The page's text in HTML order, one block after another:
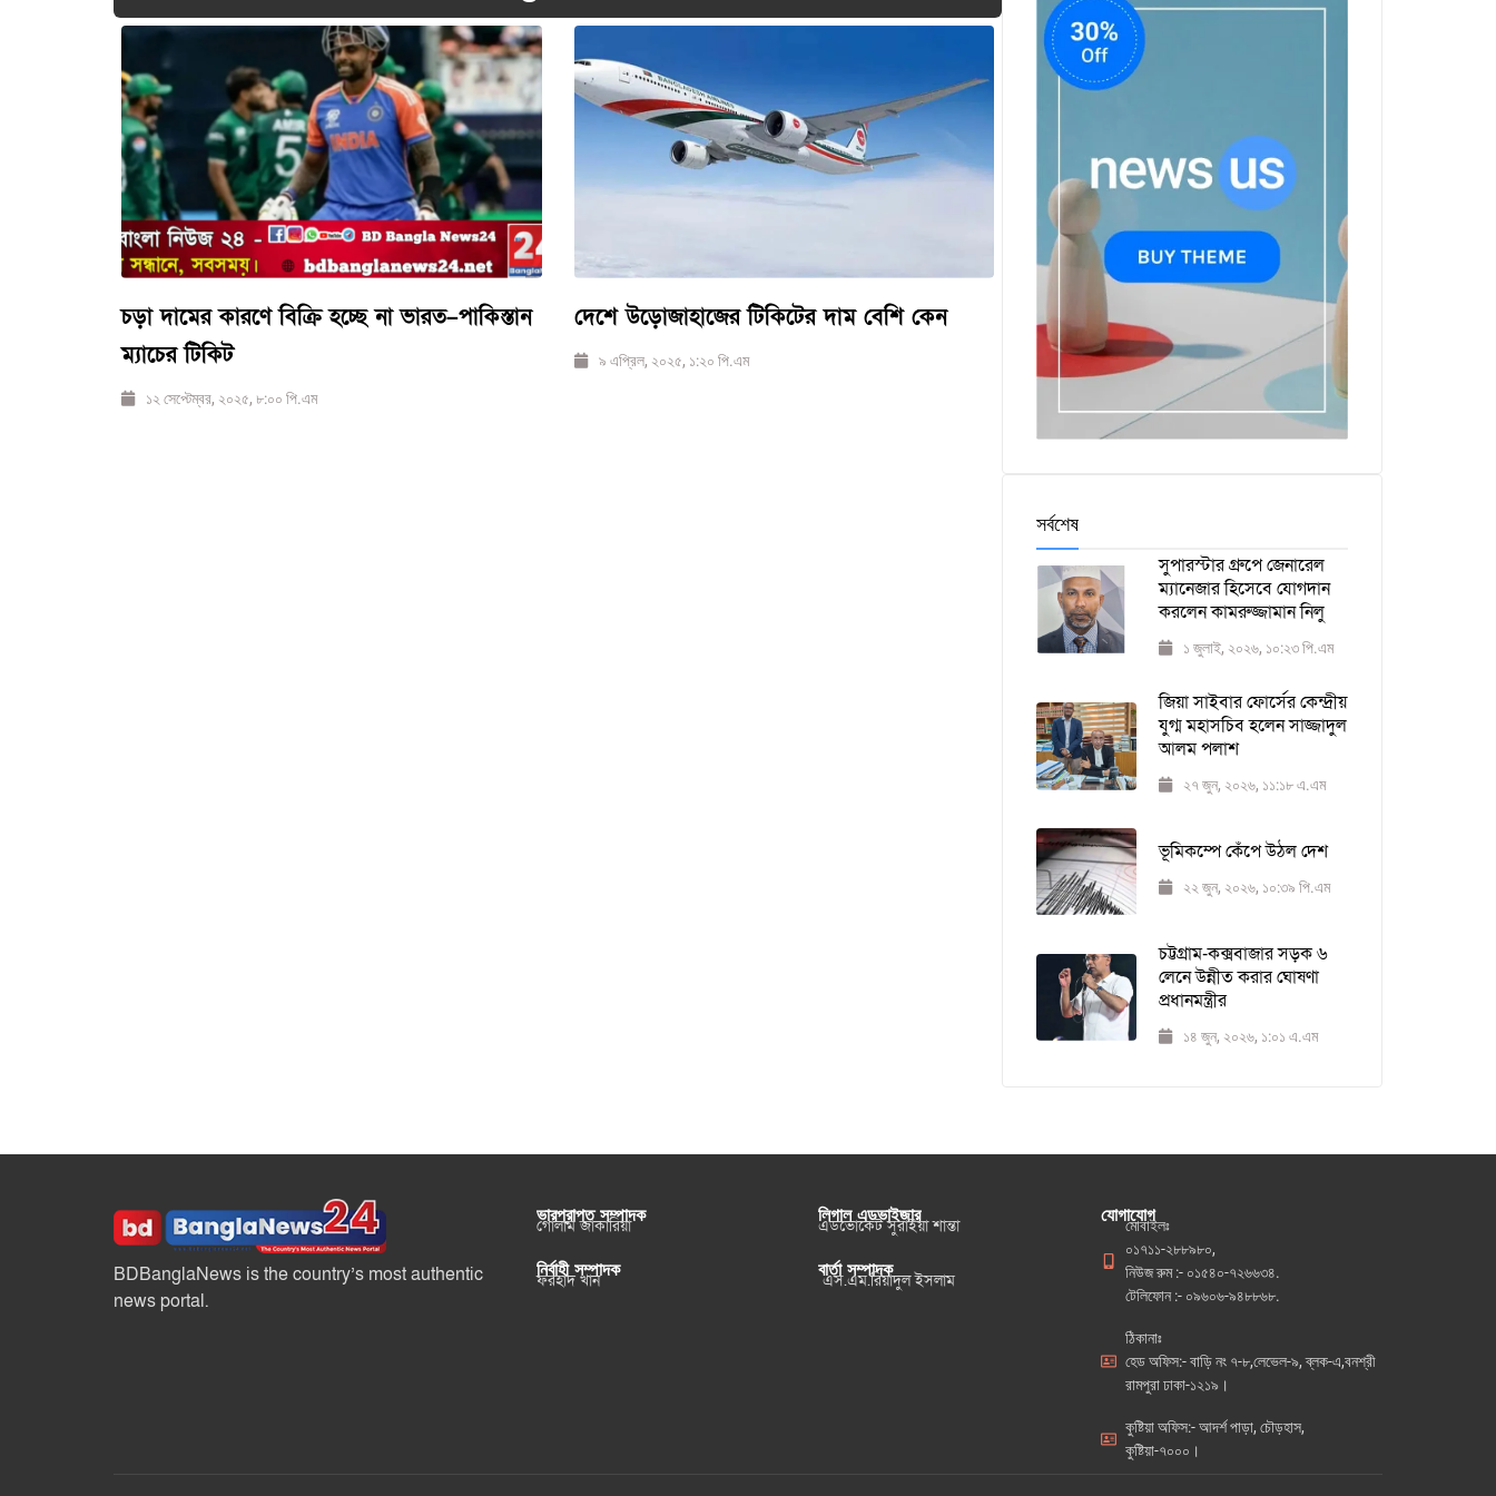
চড়া দামের কারণে বিক্রি হচ্ছে না ভারত–পাকিস্তান
ম্যাচের টিকিট
১২ সেপ্টেম্বর, ২০২৫, ৮:০০ পি.এম
দেশে উড়োজাহাজের টিকিটের দাম বেশি কেন
৯ এপ্রিল, ২০২৫, ১:২০ পি.এম
সর্বশেষ
সুপারস্টার গ্রুপে জেনারেল
ম্যানেজার হিসেবে যোগদান
করলেন কামরুজ্জামান নিলু
১ জুলাই, ২০২৬, ১০:২৩ পি.এম
জিয়া সাইবার ফোর্সের কেন্দ্রীয়
যুগ্ম মহাসচিব হলেন সাজ্জাদুল
আলম পলাশ
২৭ জুন, ২০২৬, ১১:১৮ এ.এম
ভূমিকম্পে কেঁপে উঠল দেশ
২২ জুন, ২০২৬, ১০:৩৯ পি.এম
চট্টগ্রাম-কক্সবাজার সড়ক ৬
লেনে উন্নীত করার ঘোষণা
প্রধানমন্ত্রীর
১৪ জুন, ২০২৬, ১:০১ এ.এম
BDBanglaNews is the country’s most authentic
news portal.
ভারপ্রাপ্ত সম্পাদক
গোলাম জাকারিয়া
নির্বাহী সম্পাদক
ফরহাদ খান
লিগাল এডভাইজার
এডভোকেট সুরাইয়া শান্তা
বার্তা সম্পাদক
এস.এম.রিয়াদুল ইসলাম
যোগাযোগ
মোবাইলঃ
০১৭১১-২৮৮৯৮০,
নিউজ রুম :- ০১৫৪০-৭২৬৬৩৪.
টেলিফোন :- ০৯৬০৬-৯৪৮৮৬৮.
ঠিকানাঃ
হেড অফিস:- বাড়ি নং ৭-৮,লেভেল-৯, ব্লক-এ,বনশ্রী
রামপুরা ঢাকা-১২১৯।
কুষ্টিয়া অফিস:- আদর্শ পাড়া, চৌড়হাস,
কুষ্টিয়া-৭০০০।